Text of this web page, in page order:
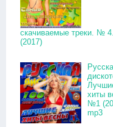
скачиваемые треки. №
(2017)
хиты
№1
mp3